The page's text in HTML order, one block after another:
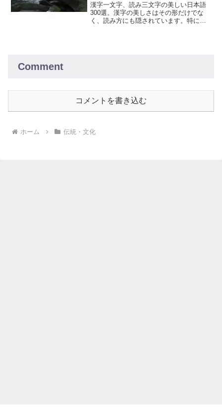
漢字一文字、読み三文字の美しい日本語
300選。漢字の美しさはその形だけでな
く、読み方にも隠されています。特に、
Comment
コメントを書き込む
ホーム 伝統・文化